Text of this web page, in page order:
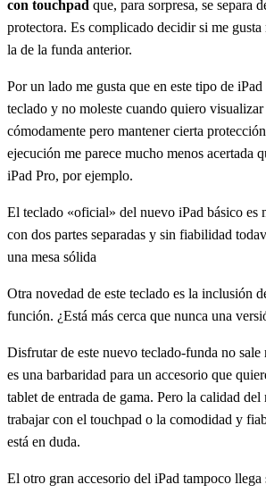
con touchpad que, para sorpresa, se separa
protectora. Es complicado decidir si me gusta
la de la funda anterior.
Por un lado me gusta que en este tipo de iPad
teclado y no moleste cuando quiero
cómodamente pero mantener cierta
ejecución me parece mucho menos acertada
iPad Pro, por ejemplo.
El teclado «oficial» del nuevo iPad básico es
con dos partes separadas y sin fiabilidad
una mesa sólida
Otra novedad de este teclado es la inclusión
función. ¿Está más cerca que nunca una
Disfrutar de este nuevo teclado-funda no sale
es una barbaridad para un accesorio que
tablet de entrada de gama. Pero la calidad
trabajar con el touchpad o la comodidad y
está en duda.
El otro gran accesorio del iPad tampoco